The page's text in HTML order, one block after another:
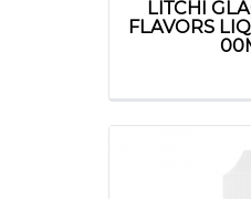
LITCHI
FLAVORS